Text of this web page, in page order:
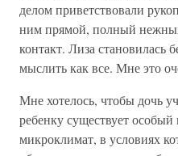
делом приветствовали
ним прямой, полный
контакт. Лиза становилась
мыслить как все. Мне это
Мне хотелось, чтобы дочь
ребенку существует
микроклимат, в условиях